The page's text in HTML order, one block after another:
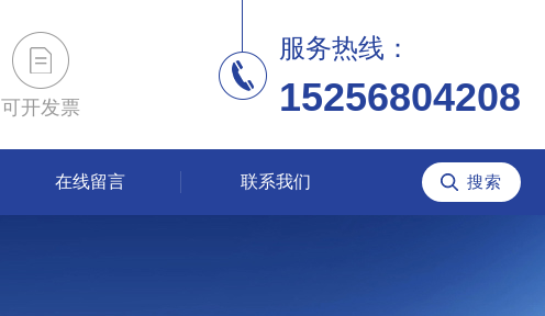
可开发票
服务热线：
15256804208
在线留言 联系我们